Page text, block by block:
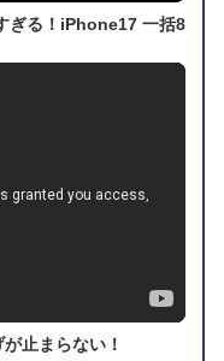
ぎる！iPhone17 一括8
止まらない！